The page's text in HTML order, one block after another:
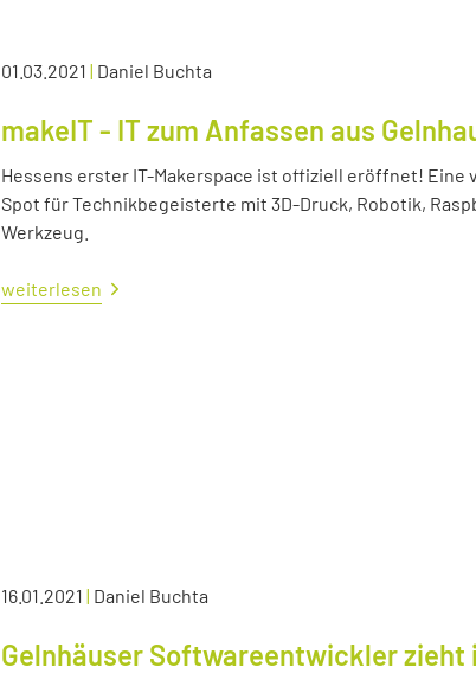
01.03.2021 | Daniel Buchta
makeIT - IT zum Anfassen aus
Hessens erster IT-Makerspace ist offiziell eröffnet!
Spot für Technikbegeisterte mit 3D-Druck, Robotik,
Werkzeug.
weiterlesen
16.01.2021 | Daniel Buchta
Gelnhäuser Softwareentwickler zieht